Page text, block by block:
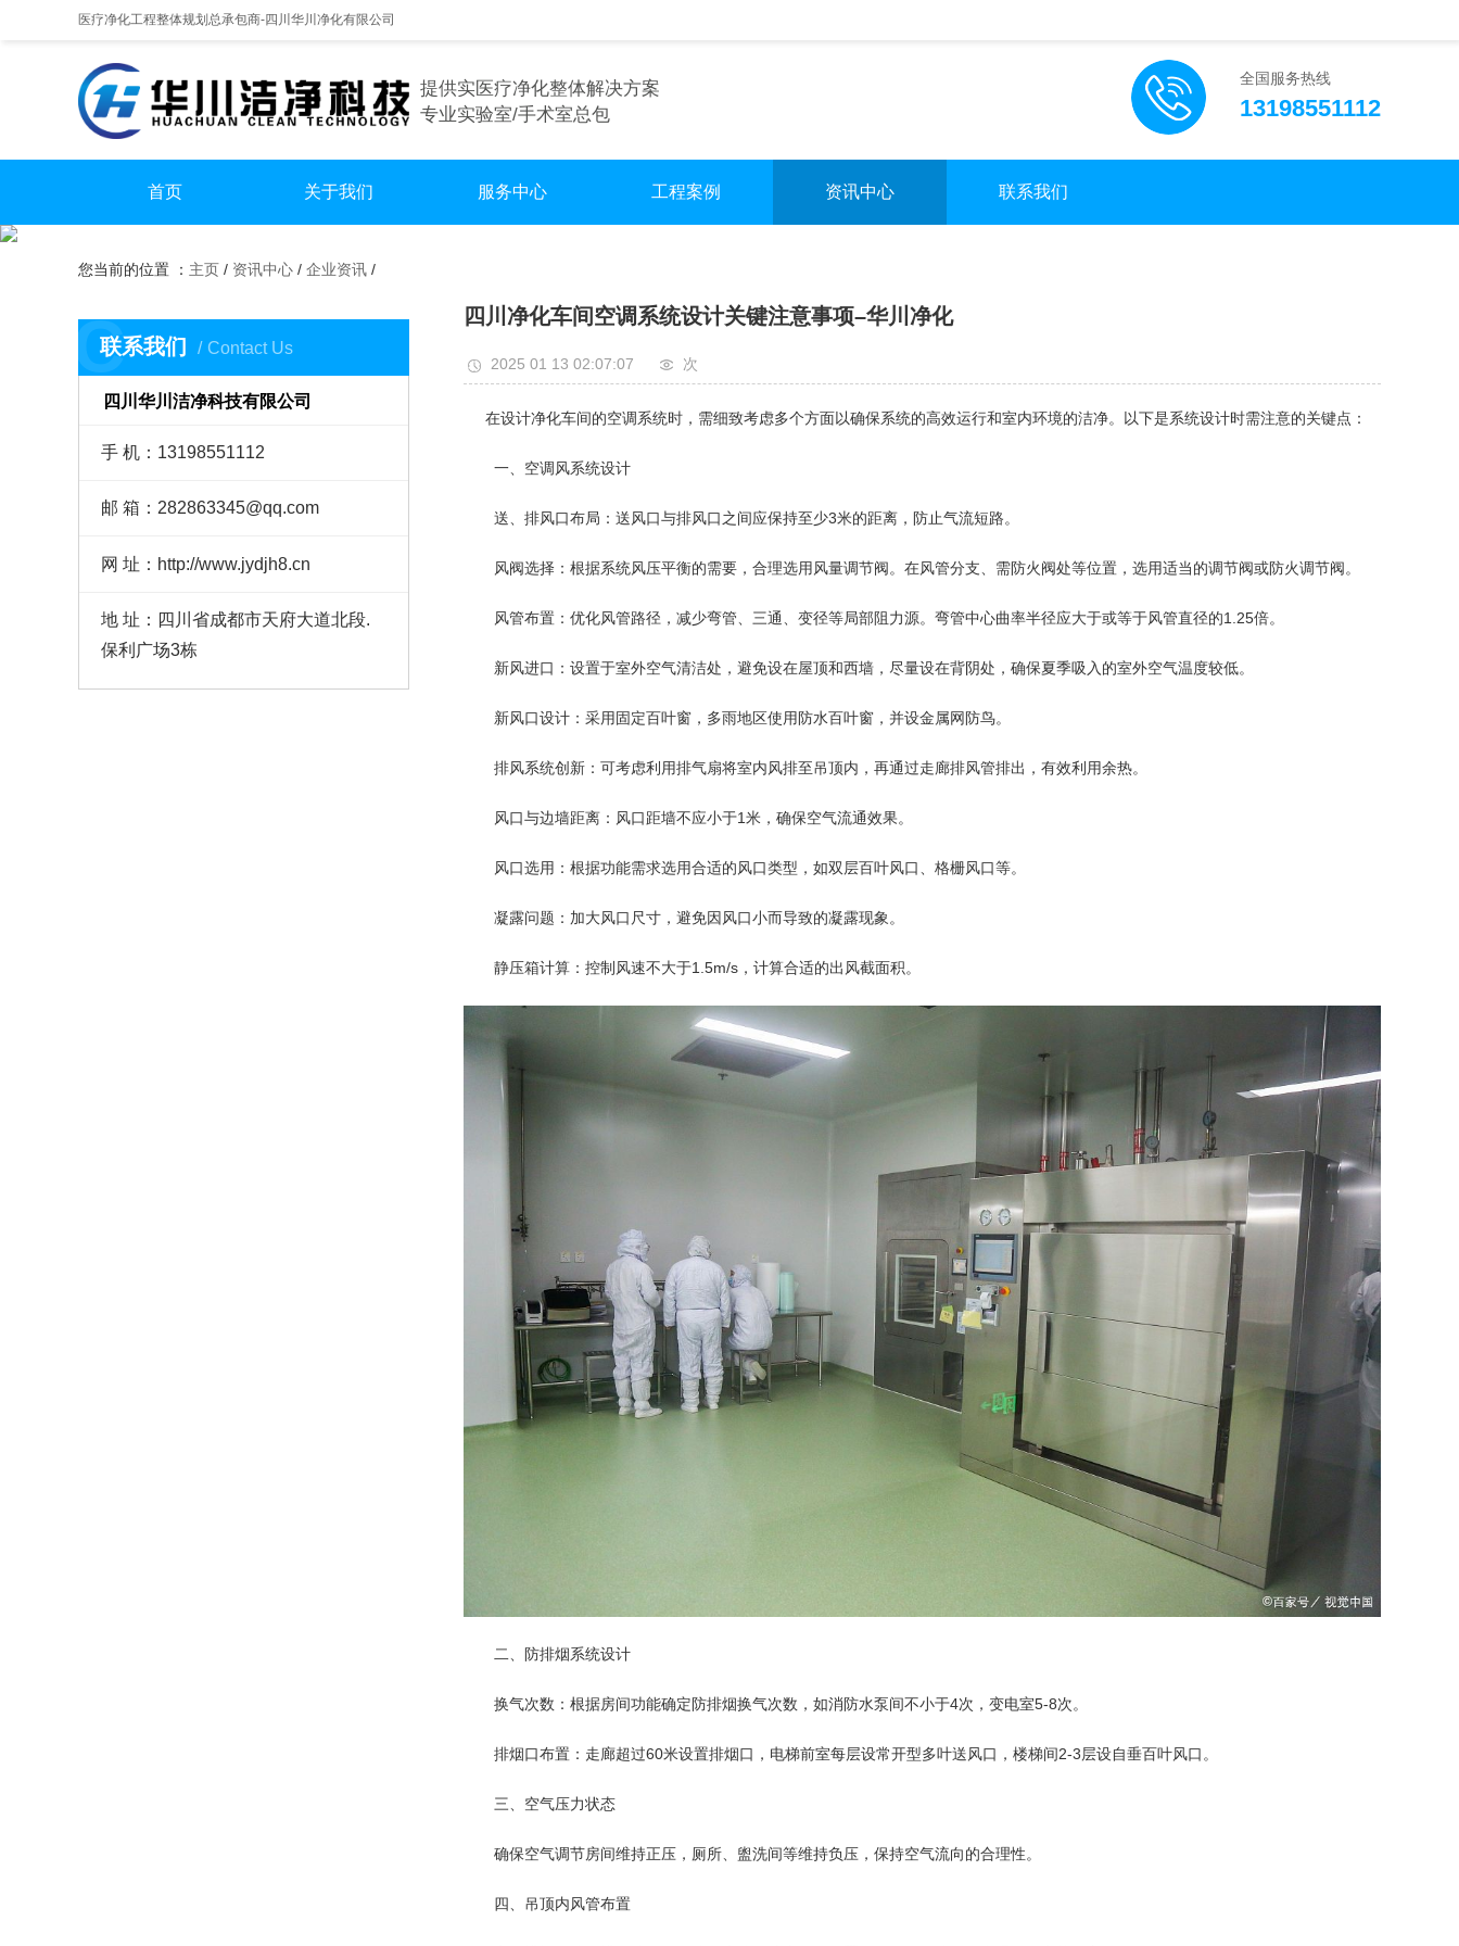
医疗净化工程整体规划总承包商-四川华川净化有限公司
提供实医疗净化整体解决方案
专业实验室/手术室总包
全国服务热线
13198551112
首页 关于我们 服务中心
无尘车间净化装修
工程案例
无尘车间
资讯中心 联系我们
您当前的位置 ： 主页 / 资讯中心 / 企业资讯 /
联系我们 Contact Us
C
四川华川洁净科技有限公司
手 机：13198551112
邮 箱：282863345@qq.com
网 址：http://www.jydjh8.cn
地 址：四川省成都市天府大道北段.
保利广场3栋
四川净化车间空调系统设计关键注意事项–华川净化
2025 01 13 02:07:07 次
在设计净化车间的空调系统时，需细致考虑多个方面以确保系统的高效运行和室内环境的洁净。以下是系统设计时需注意的关键点：
一、空调风系统设计
送、排风口布局：送风口与排风口之间应保持至少3米的距离，防止气流短路。
风阀选择：根据系统风压平衡的需要，合理选用风量调节阀。在风管分支、需防火阀处等位置，选用适当的调节阀或防火调节阀。
风管布置：优化风管路径，减少弯管、三通、变径等局部阻力源。弯管中心曲率半径应大于或等于风管直径的1.25倍。
新风进口：设置于室外空气清洁处，避免设在屋顶和西墙，尽量设在背阴处，确保夏季吸入的室外空气温度较低。
新风口设计：采用固定百叶窗，多雨地区使用防水百叶窗，并设金属网防鸟。
排风系统创新：可考虑利用排气扇将室内风排至吊顶内，再通过走廊排风管排出，有效利用余热。
风口与边墙距离：风口距墙不应小于1米，确保空气流通效果。
风口选用：根据功能需求选用合适的风口类型，如双层百叶风口、格栅风口等。
凝露问题：加大风口尺寸，避免因风口小而导致的凝露现象。
静压箱计算：控制风速不大于1.5m/s，计算合适的出风截面积。
二、防排烟系统设计
换气次数：根据房间功能确定防排烟换气次数，如消防水泵间不小于4次，变电室5-8次。
排烟口布置：走廊超过60米设置排烟口，电梯前室每层设常开型多叶送风口，楼梯间2-3层设自垂百叶风口。
三、空气压力状态
确保空气调节房间维持正压，厕所、盥洗间等维持负压，保持空气流向的合理性。
四、吊顶内风管布置